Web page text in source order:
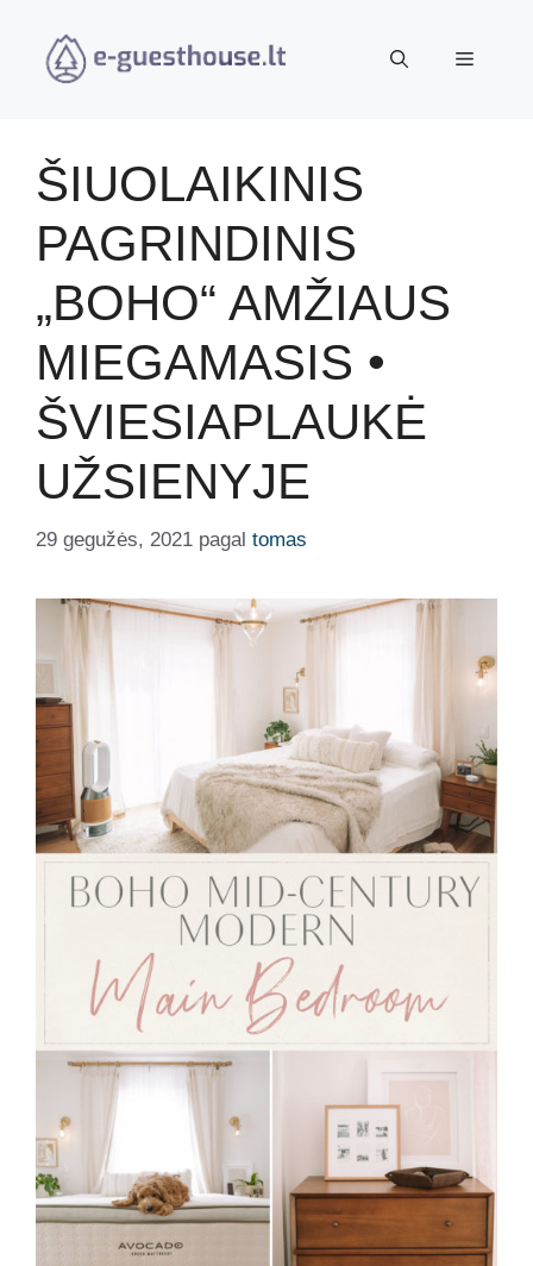
turinio
Meniu
ŠIUOLAIKINIS
PAGRINDINIS
„BOHO“ AMŽIAUS
MIEGAMASIS •
ŠVIESIAPLAUKĖ
UŽSIENYJE
29 gegužės, 2021 pagal tomas